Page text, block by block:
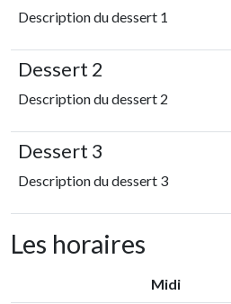
Description du dessert 1
Dessert 2
Description du dessert 2
Dessert 3
Description du dessert 3
Les horaires
Midi